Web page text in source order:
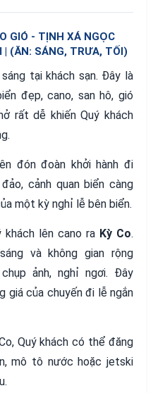
GIÓ - TỊNH XÁ NGỌC
| (ĂN: SÁNG, TRƯA, TỐI)
tại khách sạn. Đây là
đẹp, cano, san hô, gió
rất dễ khiến Quý khách
đón đoàn khởi hành đi
cảnh quan biển càng
một kỳ nghỉ lễ bên biển.
khách lên cano ra Kỳ Co.
và không gian rộng
ảnh, nghỉ ngơi. Đây
giá của chuyến đi lễ ngắn
Quý khách có thể đăng
mô tô nước hoặc jetski